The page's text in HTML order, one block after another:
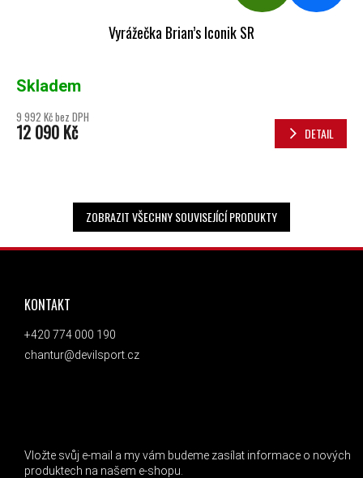
Vyrážečka Brian’s Iconik SR
Skladem
9 992 Kč bez DPH
12 090 Kč DETAIL
ZOBRAZIT VŠECHNY SOUVISEJÍCÍ PRODUKTY
ZÁPATÍ
KONTAKT
+420 774 000 190
chantur@devilsport.cz
Vložte svůj e-mail a my vám budeme zasílat informace o nových
produktech na našem e-shopu.